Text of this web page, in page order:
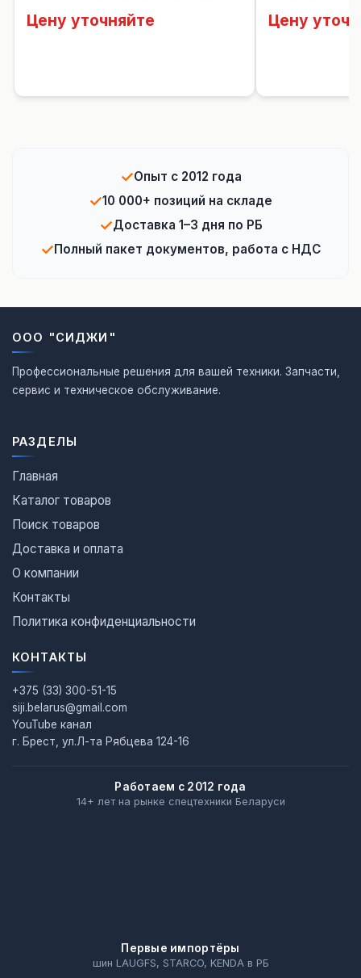
Цену уточняйте Цену
✓Опыт с 2012 года
✓10 000+ позиций на складе
✓Доставка 1–3 дня по РБ
✓Полный пакет документов, работа с НДС
ООО "СИДЖИ"
Профессиональные решения для вашей техники. Запчасти,
сервис и техническое обслуживание.
РАЗДЕЛЫ
Главная
Каталог товаров
Поиск товаров
Доставка и оплата
О компании
Контакты
Политика конфиденциальности
КОНТАКТЫ
+375 (33) 300-51-15
siji.belarus@gmail.com
YouTube канал
г. Брест, ул.Л-та Рябцева 124-16
Работаем с 2012 года
14+ лет на рынке спецтехники Беларуси
Первые импортёры
шин LAUGFS, STARCO, KENDA в РБ